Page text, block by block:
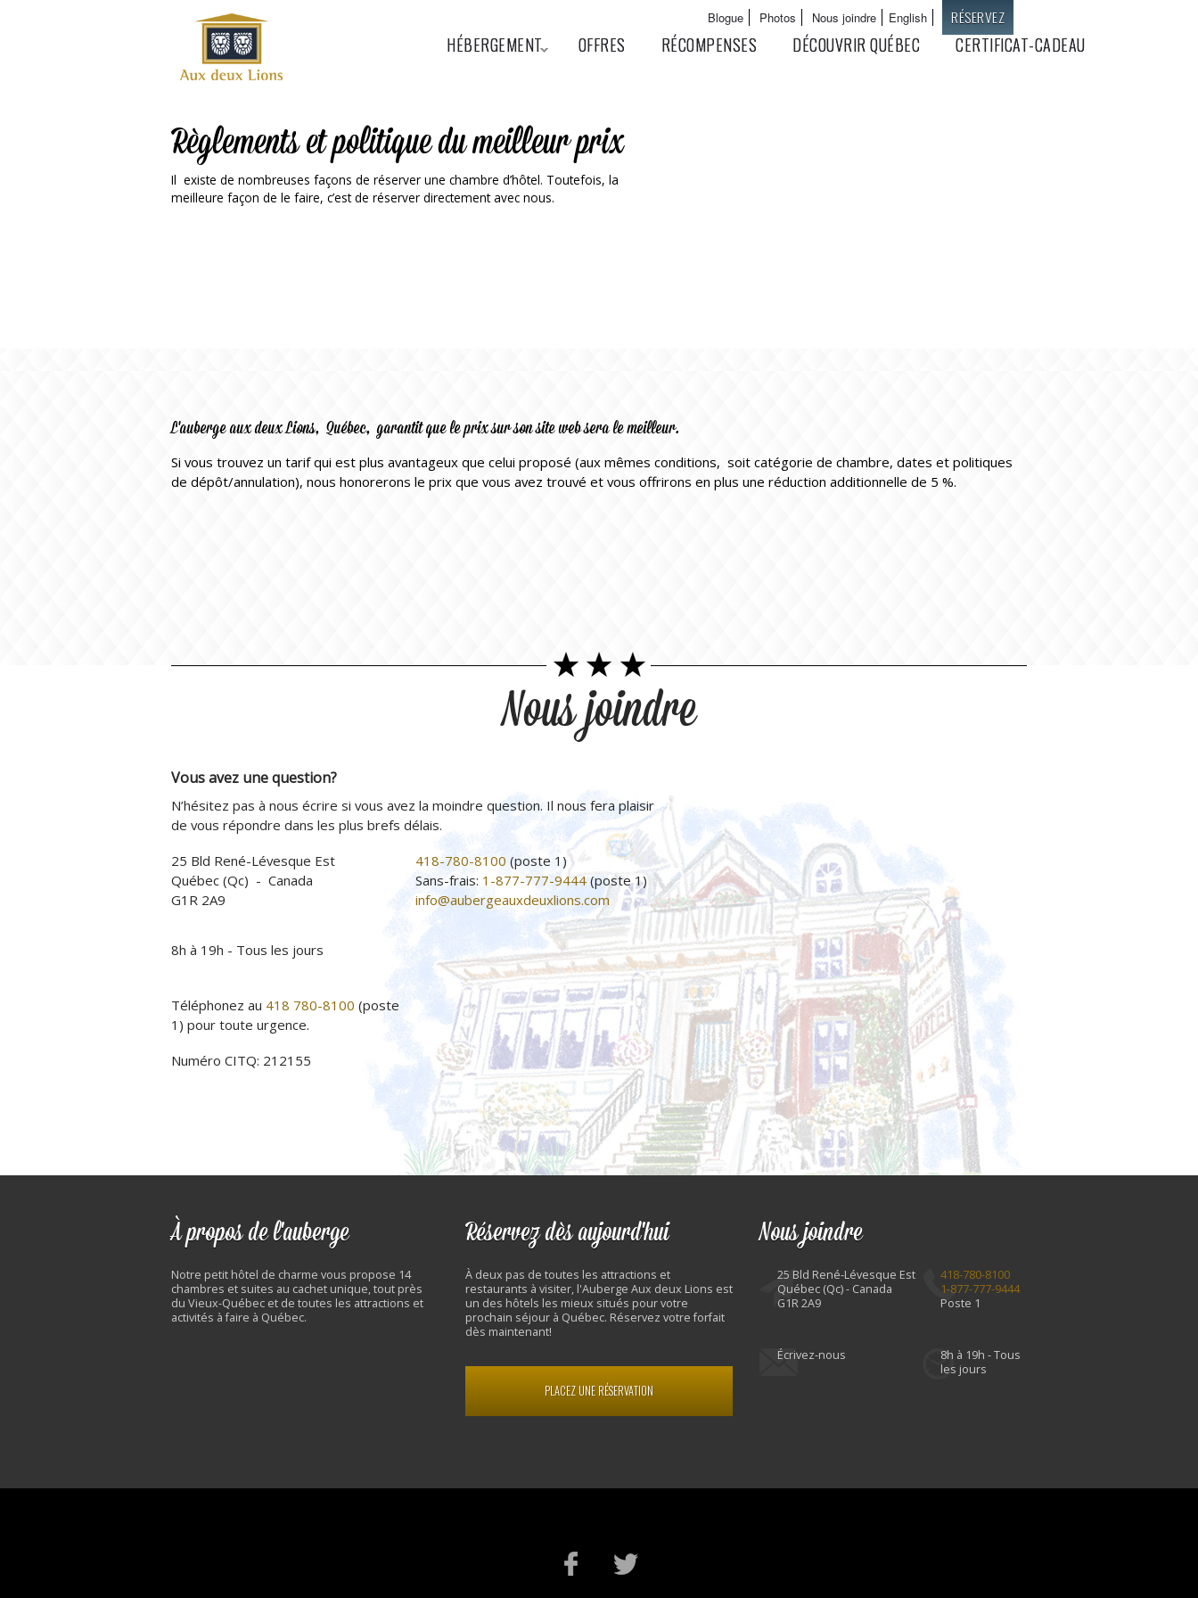
principal
Site
officiel
de
aux deux
lions
Langues
English
Blogue Photos Nous joindre
HÉBERGEMENT OFFRES RÉCOMPENSES DÉCOUVRIR QUÉBEC CERTIFICAT-CADEAU
RÉSERVEZ
Règlements et politique du meilleur prix
Il existe de nombreuses façons de réserver une chambre d’hôtel. Toutefois, la
meilleure façon de le faire, c’est de réserver directement avec nous.
L'auberge aux deux Lions, Québec, garantit que le prix sur son site web sera le meilleur.
Si vous trouvez un tarif qui est plus avantageux que celui proposé (aux mêmes conditions, soit catégorie de chambre, dates et politiques
de dépôt/annulation), nous honorerons le prix que vous avez trouvé et vous offrirons en plus une réduction additionnelle de 5 %.
Nous joindre
Vous avez une question?
N’hésitez pas à nous écrire si vous avez la moindre question. Il nous fera plaisir
de vous répondre dans les plus brefs délais.
25 Bld René-Lévesque Est
Québec (Qc) - Canada
G1R 2A9
418-780-8100 (poste 1)
Sans-frais: 1-877-777-9444 (poste 1)
info@aubergeauxdeuxlions.com
8h à 19h - Tous les jours
Téléphonez au 418 780-8100 (poste
1) pour toute urgence.
Numéro CITQ: 212155
À propos de l'auberge
Notre petit hôtel de charme vous propose 14
chambres et suites au cachet unique, tout près
du Vieux-Québec et de toutes les attractions et
activités à faire à Québec.
Réservez dès aujourd'hui
À deux pas de toutes les attractions et
restaurants à visiter, l'Auberge Aux deux Lions est
un des hôtels les mieux situés pour votre
prochain séjour à Québec. Réservez votre forfait
dès maintenant!
PLACEZ UNE RÉSERVATION
Nous joindre
25 Bld René-Lévesque Est
Québec (Qc) - Canada
G1R 2A9
418-780-8100
1-877-777-9444
Poste 1
Écrivez-nous
8h à 19h - Tous
les jours